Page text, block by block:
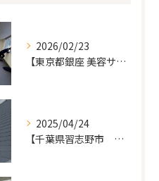
2026/02/23
【東京都銀座 美容サロン店舗工事】
2025/04/24
【千葉県習志野市 戸建て 屋根の葺き替え工事】